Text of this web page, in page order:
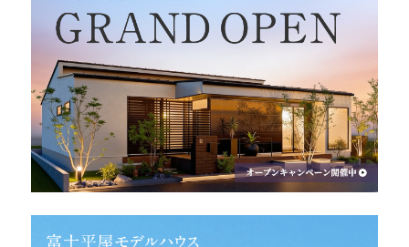
nattoku
nattoku住宅 10のこだわり
理想の暮らしを引き出すデザイン力